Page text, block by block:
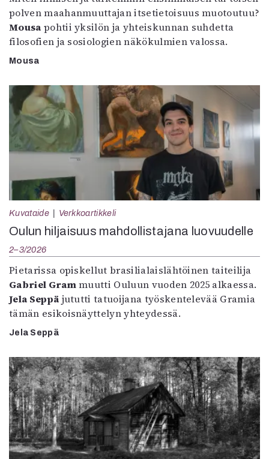
polven maahanmuuttajan itsetietoisuus muotoutuu?
Mousa pohtii yksilön ja yhteiskunnan suhdetta
filosofien ja sosiologien näkökulmien valossa.
Mousa
Kuvataide Verkkoartikkeli
Oulun hiljaisuus mahdollistajana luovuudelle
2–3/2026
Pietarissa opiskellut brasilialaislähtöinen taiteilija
Gabriel Grammuutti Ouluun vuoden 2025 alkaessa.
Jela Seppä jututti tatuoijana työskentelevää Gramia
tämän esikoisnäyttelyn yhteydessä.
Jela Seppä